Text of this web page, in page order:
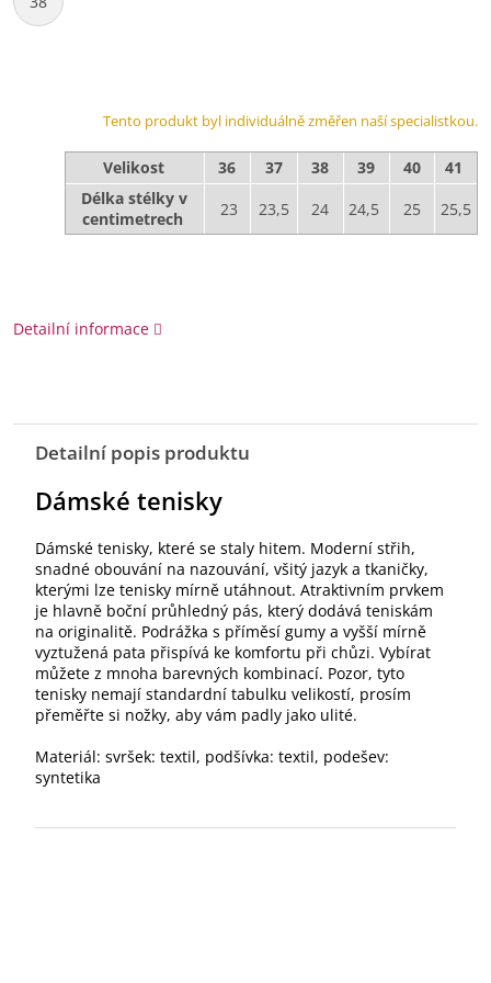
Tento produkt byl individuálně změřen naší specialistkou.
Velikost 36 37 38 39 40
41
Délka stélky v
centimetrech
23 23,5 24 24,5 25 25,5
Detailní informace
Detailní popis produktu
Dámské tenisky
Dámské tenisky, které se staly hitem. Moderní střih,
snadné obouvání na nazouvání, všitý jazyk a tkaničky,
kterými lze tenisky mírně utáhnout. Atraktivním prvkem
je hlavně boční průhledný pás, který dodává teniskám
na originalitě. Podrážka s příměsí gumy a vyšší mírně
vyztužená pata přispívá ke komfortu při chůzi. Vybírat
můžete z mnoha barevných kombinací. Pozor, tyto
tenisky nemají standardní tabulku velikostí, prosím
přeměřte si nožky, aby vám padly jako ulité.
Materiál: svršek: textil, podšívka: textil, podešev:
syntetika